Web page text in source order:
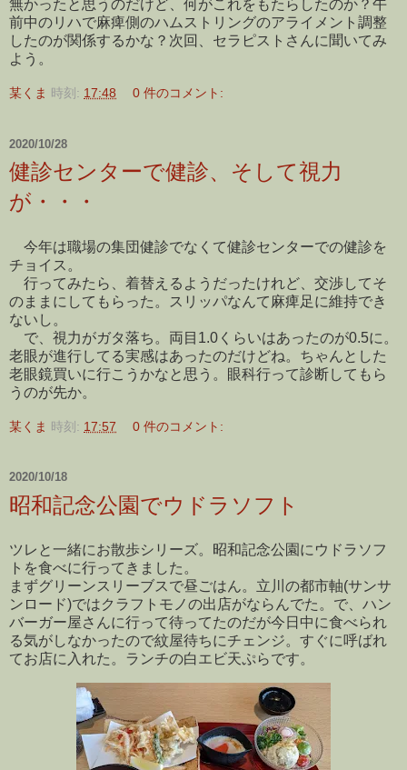
無かったと思うのだけど、何がこれをもたらしたのか？午
前中のリハで麻痺側のハムストリングのアライメント調整
したのが関係するかな？次回、セラピストさんに聞いてみ
よう。
某くま 時刻: 17:48 0 件のコメント:
2020/10/28
健診センターで健診、そして視力
が・・・
今年は職場の集団健診でなくて健診センターでの健診を
チョイス。
行ってみたら、着替えるようだったけれど、交渉してそ
のままにしてもらった。スリッパなんて麻痺足に維持でき
ないし。
で、視力がガタ落ち。両目1.0くらいはあったのが0.5に。
老眼が進行してる実感はあったのだけどね。ちゃんとした
老眼鏡買いに行こうかなと思う。眼科行って診断してもら
うのが先か。
某くま 時刻: 17:57 0 件のコメント:
2020/10/18
昭和記念公園でウドラソフト
ツレと一緒にお散歩シリーズ。昭和記念公園にウドラソフ
トを食べに行ってきました。
まずグリーンスリーブスで昼ごはん。立川の都市軸(サンサ
ンロード)ではクラフトモノの出店がならんでた。で、ハン
バーガー屋さんに行って待ってたのだが今日中に食べられ
る気がしなかったので紋屋待ちにチェンジ。すぐに呼ばれ
てお店に入れた。ランチの白エビ天ぷらです。